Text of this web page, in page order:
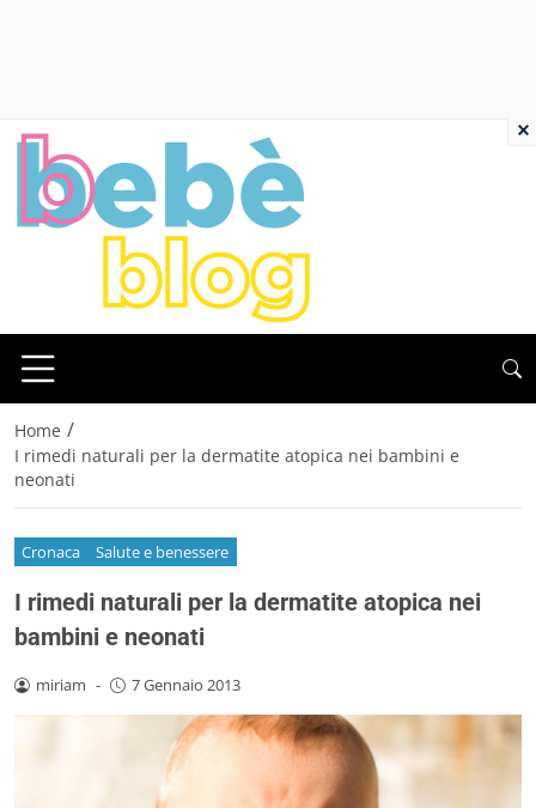
Home /
I rimedi naturali per la dermatite atopica nei bambini e
neonati
Cronaca Salute e benessere
I rimedi naturali per la dermatite atopica nei
bambini e neonati
miriam - 7 Gennaio 2013
×